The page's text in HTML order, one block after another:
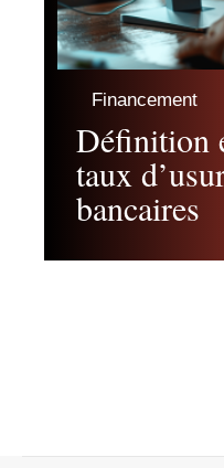
Financement
Définition
taux
bancaires